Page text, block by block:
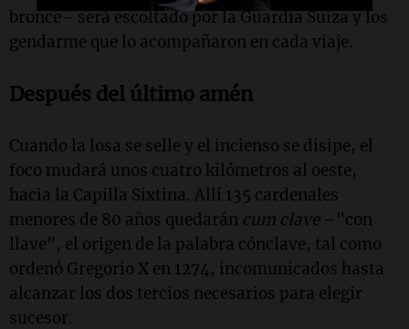
bronce– será escoltado por la Guardia Suiza y los
gendarme que lo acompañaron en cada viaje.
Después del último amén
Cuando la losa se selle y el incienso se disipe, el
foco mudará unos cuatro kilómetros al oeste,
hacia la Capilla Sixtina. Allí 135 cardenales
menores de 80 años quedarán cum clave–"con
llave", el origen de la palabra cónclave, tal como
ordenó Gregorio X en 1274, incomunicados hasta
alcanzar los dos tercios necesarios para elegir
sucesor.